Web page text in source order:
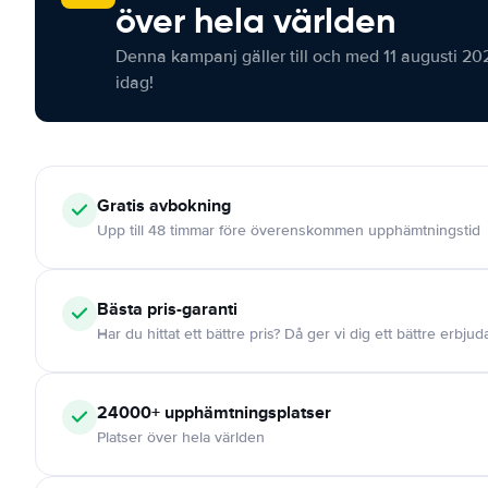
över hela världen
Denna kampanj gäller till och med 11 augusti
idag!
Gratis avbokning
Upp till 48 timmar före överenskommen upphämtningstid
Bästa pris-garanti
Har du hittat ett bättre pris? Då ger vi dig ett bättre
24000+ upphämtningsplatser
Platser över hela världen